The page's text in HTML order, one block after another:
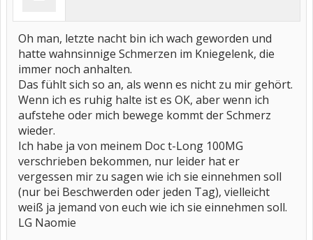
Oh man, letzte nacht bin ich wach geworden und
hatte wahnsinnige Schmerzen im Kniegelenk, die
immer noch anhalten.
Das fühlt sich so an, als wenn es nicht zu mir gehört.
Wenn ich es ruhig halte ist es OK, aber wenn ich
aufstehe oder mich bewege kommt der Schmerz
wieder.
Ich habe ja von meinem Doc t-Long 100MG
verschrieben bekommen, nur leider hat er
vergessen mir zu sagen wie ich sie einnehmen soll
(nur bei Beschwerden oder jeden Tag), vielleicht
weiß ja jemand von euch wie ich sie einnehmen soll.
LG Naomie